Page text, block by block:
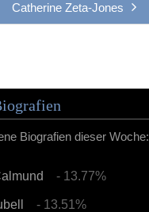
Catherine Zeta-Jones
Biografien dieser Woche:
- 13.77%
- 13.51%